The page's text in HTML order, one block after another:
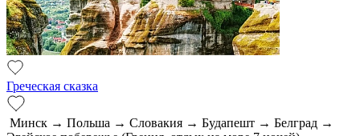
Греческая сказка
Минск → Польша → Словакия → Будапешт → Белград →